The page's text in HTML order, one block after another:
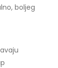
boljeg